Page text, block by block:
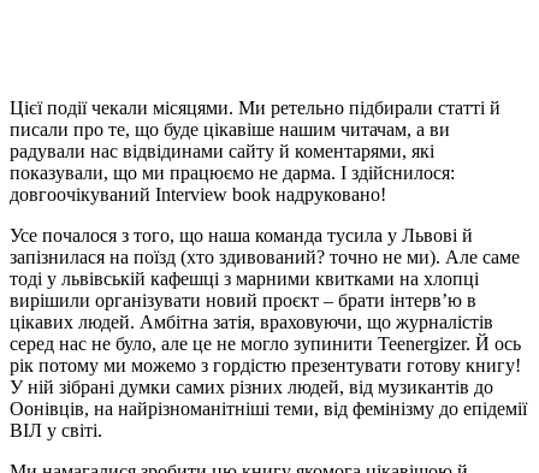
Цієї події чекали місяцями. Ми ретельно підбирали статті й
писали про те, що буде цікавіше нашим читачам, а ви
радували нас відвідинами сайту й коментарями, які
показували, що ми працюємо не дарма. І здійснилося:
довгоочікуваний Interview book надруковано!
Усе почалося з того, що наша команда тусила у Львові й
запізнилася на поїзд (хто здивований? точно не ми). Але саме
тоді у львівській кафешці з марними квитками на хлопці
вирішили організувати новий проєкт ‒ брати інтерв’ю в
цікавих людей. Амбітна затія, враховуючи, що журналістів
серед нас не було, але це не могло зупинити Teenergizer. Й ось
рік потому ми можемо з гордістю презентувати готову книгу!
У ній зібрані думки самих різних людей, від музикантів до
Оонівців, на найрізноманітніші теми, від фемінізму до епідемії
ВІЛ у світі.